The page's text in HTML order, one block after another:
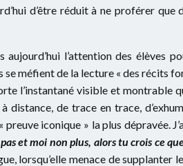
d’être réduit à ne proférer que
l’attention des élèves
se méfient de la lecture « des récits
l’instantané visible et montrable
de trace en trace,
iconique » la plus dépravée.
pas et moi non plus, alors tu crois ce
lorsqu’elle menace de supplanter